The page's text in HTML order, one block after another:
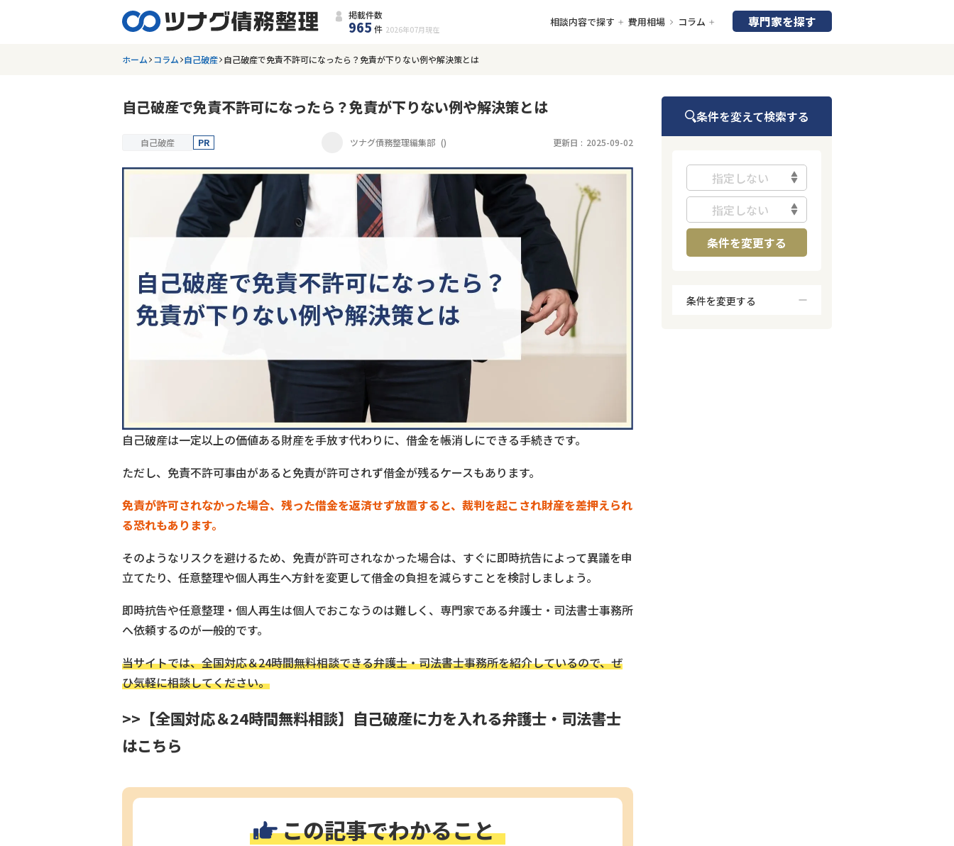
掲載件数
965 件 2026年07月 現在
相談内容で探す 費用相場 コラム 専門家を探す
ホーム コラム 自己破産 自己破産で免責不許可になったら？免責が下りない例や解決策とは
自己破産で免責不許可になったら？免責が下りない例や解決策とは
自己破産 PR ツナグ債務整理編集部 () 更新日 : 2025-09-02
自己破産は一定以上の価値ある財産を手放す代わりに、借金を帳消しにできる手続きです。
ただし、免責不許可事由があると免責が許可されず借金が残るケースもあります。
免責が許可されなかった場合、残った借金を返済せず放置すると、裁判を起こされ財産を差押えられ
る恐れもあります。
そのようなリスクを避けるため、免責が許可されなかった場合は、すぐに即時抗告によって異議を申
立てたり、任意整理や個人再生へ方針を変更して借金の負担を減らすことを検討しましょう。
即時抗告や任意整理・個人再生は個人でおこなうのは難しく、専門家である弁護士・司法書士事務所
へ依頼するのが一般的です。
当サイトでは、全国対応＆24時間無料相談できる弁護士・司法書士事務所を紹介しているので、ぜ
ひ気軽に相談してください。
>>【全国対応＆24時間無料相談】自己破産に力を入れる弁護士・司法書士
はこちら
この記事でわかること
条件を変えて検索する
指定しない
指定しない
条件を変更する
条件を変更する